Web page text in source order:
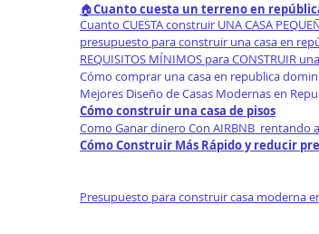
🏠Cuanto cuesta un terreno en
Cuanto CUESTA construir UNA CASA
presupuesto para construir una casa en
REQUISITOS MÍNIMOS para CONSTRUIR
Cómo comprar una casa en republica
Mejores Diseño de Casas Modernas en
Cómo construir una casa de pisos
Como Ganar dinero Con AIRBNB  rentando
Cómo Construir Más Rápido y reducir
Presupuesto para construir casa moderna